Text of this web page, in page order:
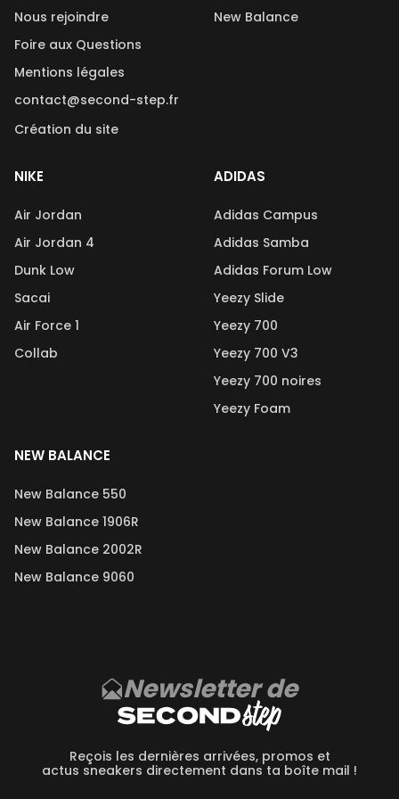
Nous rejoindre
Foire aux Questions
Mentions légales
contact@second-step.fr
Création du site
New Balance
NIKE
Air Jordan
Air Jordan 4
Dunk Low
Sacai
Air Force 1
Collab
ADIDAS
Adidas Campus
Adidas Samba
Adidas Forum Low
Yeezy Slide
Yeezy 700
Yeezy 700 V3
Yeezy 700 noires
Yeezy Foam
NEW BALANCE
New Balance 550
New Balance 1906R
New Balance 2002R
New Balance 9060
Newsletter de
Reçois les dernières arrivées, promos et
actus sneakers directement dans ta boîte mail !